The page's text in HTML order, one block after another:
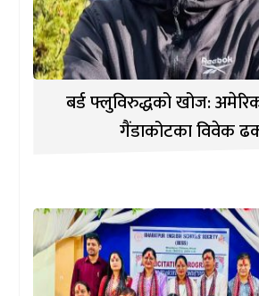
बर्ड फ्लुविरुद्धको खोज:
गैंडाकोटका विवेक